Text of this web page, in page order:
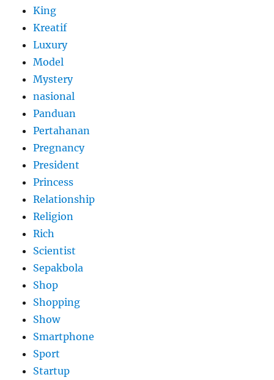
King
Kreatif
Luxury
Model
Mystery
nasional
Panduan
Pertahanan
Pregnancy
President
Princess
Relationship
Religion
Rich
Scientist
Sepakbola
Shop
Shopping
Show
Smartphone
Sport
Startup